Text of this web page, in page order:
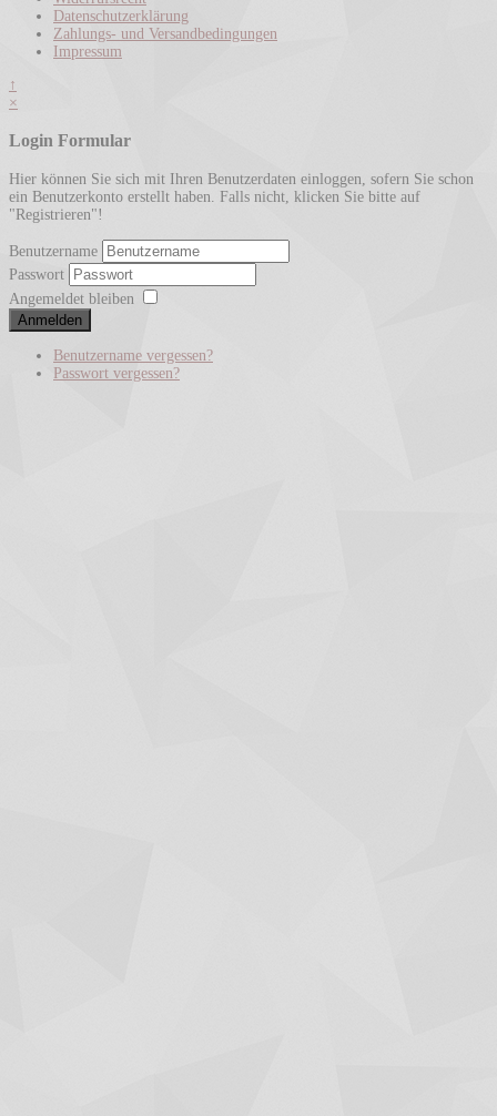
Datenschutzerklärung
Zahlungs- und Versandbedingungen
Impressum
↑
×
Login Formular
Hier können Sie sich mit Ihren Benutzerdaten einloggen, sofern Sie schon
ein Benutzerkonto erstellt haben. Falls nicht, klicken Sie bitte auf
"Registrieren"!
Benutzername
Passwort
Angemeldet bleiben
Anmelden
Benutzername vergessen?
Passwort vergessen?